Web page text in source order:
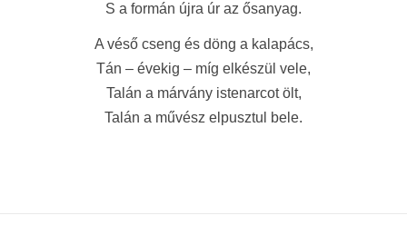
S a formán újra úr az ősanyag.
A véső cseng és döng a kalapács,
Tán – évekig – míg elkészül vele,
Talán a márvány istenarcot ölt,
Talán a művész elpusztul bele.